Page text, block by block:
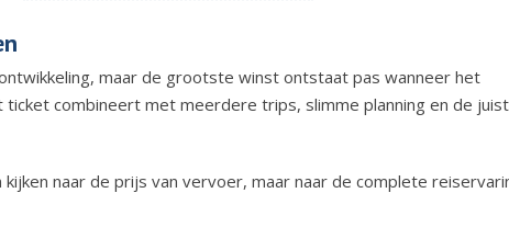
maar de grootste winst ontstaat pas wanneer het
combineert met meerdere trips, slimme planning en de
naar de prijs van vervoer, maar naar de complete